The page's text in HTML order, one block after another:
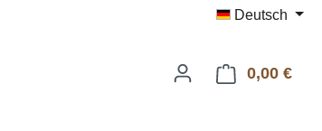
Deutsch
0,00 €